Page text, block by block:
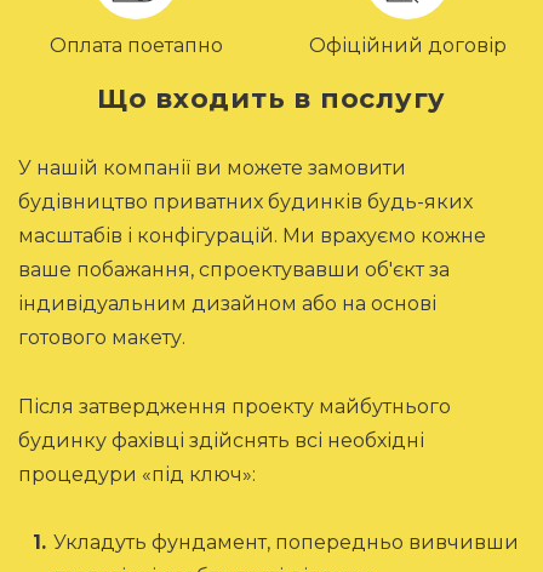
Оплата поетапно Офіційний договір
Що входить в послугу
У нашій компанії ви можете замовити
будівництво приватних будинків будь-яких
масштабів і конфігурацій. Ми врахуємо кожне
ваше побажання, спроектувавши об'єкт за
індивідуальним дизайном або на основі
готового макету.
Після затвердження проекту майбутнього
будинку фахівці здійснять всі необхідні
процедури «під ключ»:
Укладуть фундамент, попередньо вивчивши